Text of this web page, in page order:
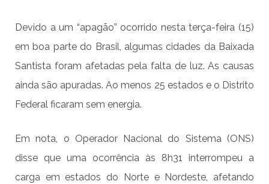
Devido a um “apagão” ocorrido nesta terça-feira (15)
em boa parte do Brasil, algumas cidades da Baixada
Santista foram afetadas pela falta de luz. As causas
ainda são apuradas. Ao menos 25 estados e o Distrito
Federal ficaram sem energia.
Em nota, o Operador Nacional do Sistema (ONS)
disse que uma ocorrência às 8h31 interrompeu a
carga em estados do Norte e Nordeste, afetando